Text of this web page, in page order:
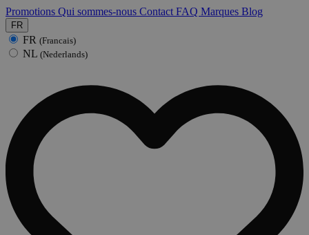
Promotions Qui sommes-nous Contact FAQ Marques Blog
FR
FR (Francais)
NL (Nederlands)